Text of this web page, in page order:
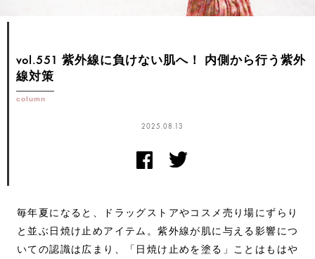
vol.551 紫外線に負けない肌へ！
内側から行う紫外
線対策
column
2025.08.13
毎年夏になると、ドラッグストアやコスメ売り場にずらり
と並ぶ日焼け止めアイテム。紫外線が肌に与える影響につ
いての認識は広まり、「日焼け止めを塗る」ことはもはや